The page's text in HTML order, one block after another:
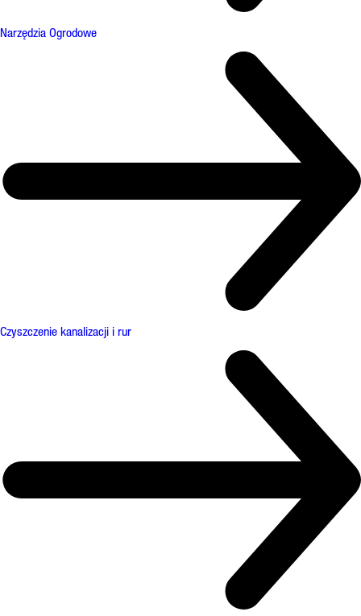
Narzędzia Ogrodowe
Czyszczenie kanalizacji i rur